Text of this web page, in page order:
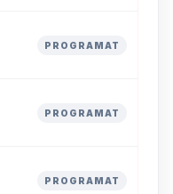
PROGRAMAT
PROGRAMAT
PROGRAMAT